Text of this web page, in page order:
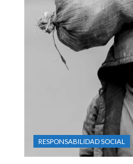
RESPONSABILIDAD SOCIAL